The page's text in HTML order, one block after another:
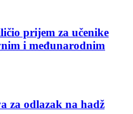
prijem za učenike
i međunarodnim
za odlazak na hadž